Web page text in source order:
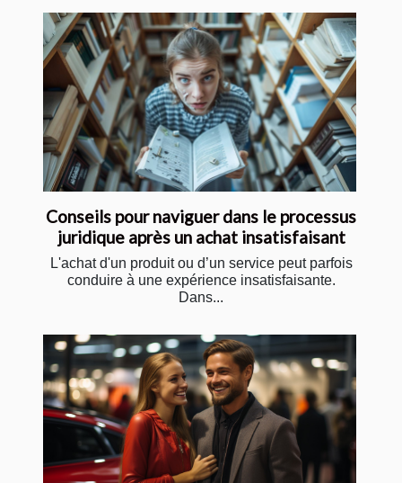
Conseils pour naviguer dans le processus
juridique après un achat insatisfaisant
L'achat d'un produit ou d’un service peut parfois
conduire à une expérience insatisfaisante.
Dans...